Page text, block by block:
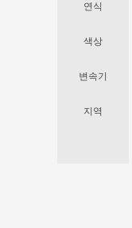
연식
색상
변속기
지역